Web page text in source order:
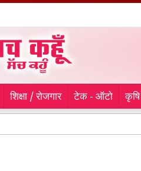
शिक्षा / रोजगार टेक - ऑटो कृषि